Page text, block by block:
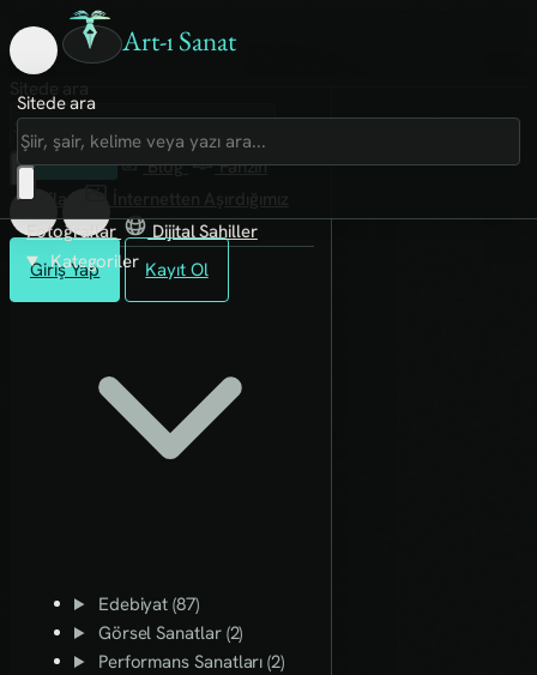
Art-ı Sanat
Giriş Yap Kayıt Ol
Sitede ara
Art-ı Sosyal
İmece
Kütüphane
Blog
Fanzin
Rafları
Fotoğraflar
Dijital Sahiller
Kategoriler
Edebiyat (87)
Görsel Sanatlar (2)
Performans Sanatları (2)